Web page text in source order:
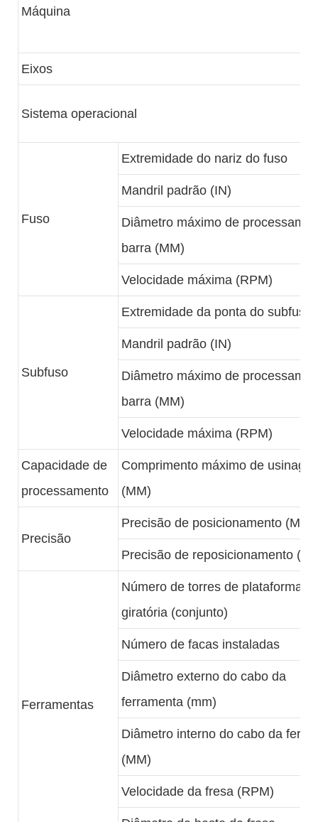
Máquina
Eixos
Sistema operacional
Fuso
Extremidade do nariz do fuso
Mandril padrão (IN)
Diâmetro máximo de
barra (MM)
Velocidade máxima (RPM)
Subfuso
Extremidade da ponta do subfuso
Mandril padrão (IN)
Diâmetro máximo de
barra (MM)
Velocidade máxima (RPM)
Capacidade de
processamento
Comprimento máximo de
(MM)
Precisão
Precisão de posicionamento (MM)
Precisão de reposicionamento
Ferramentas
Número de torres de plataforma
giratória (conjunto)
Número de facas instaladas
Diâmetro externo do cabo da
ferramenta (mm)
Diâmetro interno do cabo da
(MM)
Velocidade da fresa (RPM)